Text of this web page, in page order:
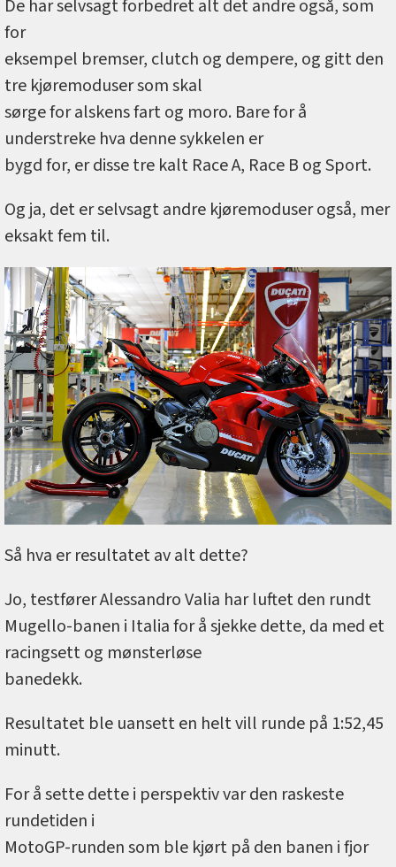
De har selvsagt forbedret alt det andre også, som
for
eksempel bremser, clutch og dempere, og gitt den
tre kjøremoduser som skal
sørge for alskens fart og moro. Bare for å
understreke hva denne sykkelen er
bygd for, er disse tre kalt Race A, Race B og Sport.
Og ja, det er selvsagt andre kjøremoduser også, mer
eksakt fem til.
Så hva er resultatet av alt dette?
Jo, testfører Alessandro Valia har luftet den rundt
Mugello-banen i Italia for å sjekke dette, da med et
racingsett og mønsterløse
banedekk.
Resultatet ble uansett en helt vill runde på 1:52,45
minutt.
For å sette dette i perspektiv var den raskeste
rundetiden i
MotoGP-runden som ble kjørt på den banen i fjor